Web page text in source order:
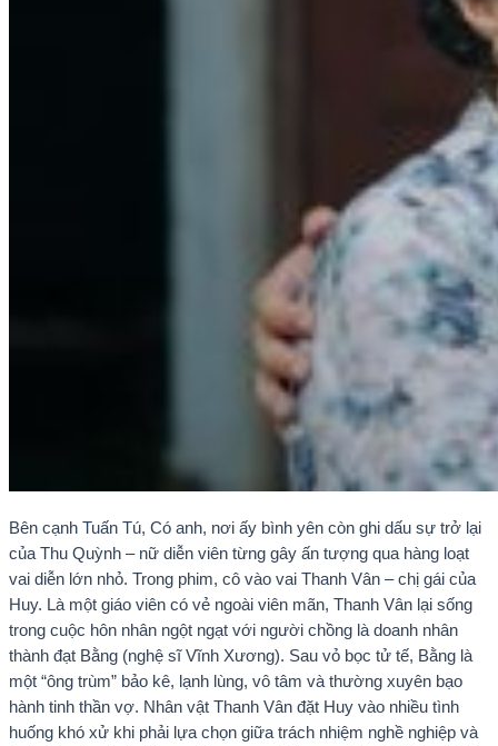
Bên cạnh Tuấn Tú, Có anh, nơi ấy bình yên còn ghi dấu sự trở lại
của Thu Quỳnh – nữ diễn viên từng gây ấn tượng qua hàng loạt
vai diễn lớn nhỏ. Trong phim, cô vào vai Thanh Vân – chị gái của
Huy. Là một giáo viên có vẻ ngoài viên mãn, Thanh Vân lại sống
trong cuộc hôn nhân ngột ngạt với người chồng là doanh nhân
thành đạt Bằng (nghệ sĩ Vĩnh Xương). Sau vỏ bọc tử tế, Bằng là
một “ông trùm” bảo kê, lạnh lùng, vô tâm và thường xuyên bạo
hành tinh thần vợ. Nhân vật Thanh Vân đặt Huy vào nhiều tình
huống khó xử khi phải lựa chọn giữa trách nhiệm nghề nghiệp và